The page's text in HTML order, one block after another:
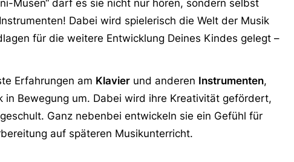
Musen“ darf es sie nicht nur hören, sondern selbst
Dabei wird spielerisch die Welt der Musik
für die weitere Entwicklung Deines Kindes gelegt –
Erfahrungen am Klavier und anderen Instrumenten,
in Bewegung um. Dabei wird ihre Kreativität gefördert,
Ganz nebenbei entwickeln sie ein Gefühl für
auf späteren Musikunterricht.